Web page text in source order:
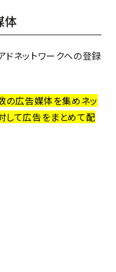
体
ドネットワークへの登録
の広告媒体を集めネッ
して広告をまとめて配